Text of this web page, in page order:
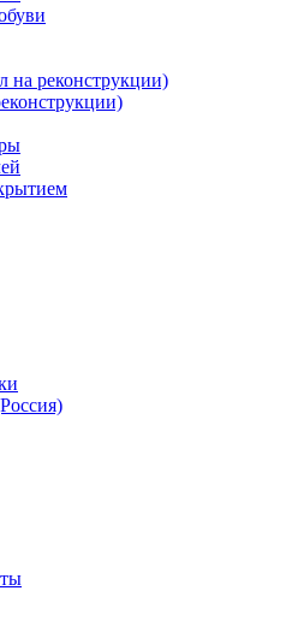
на реконструкции)